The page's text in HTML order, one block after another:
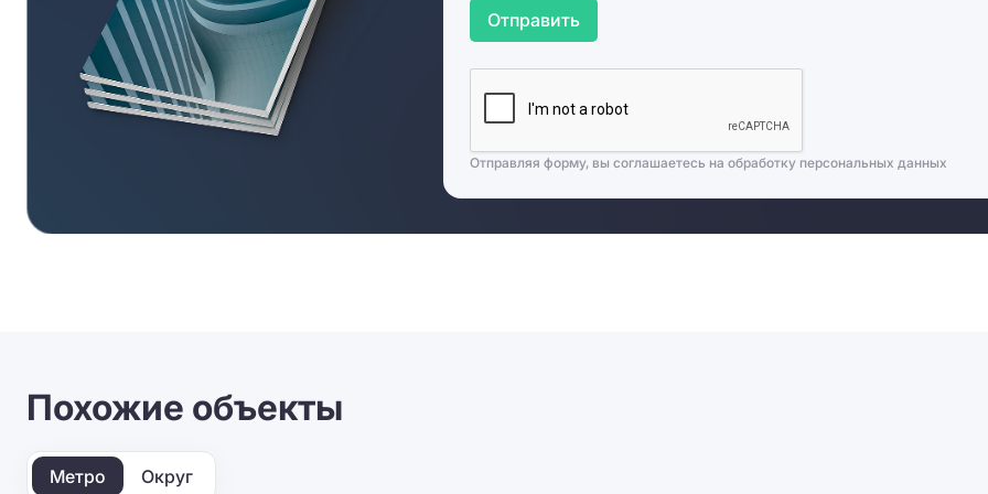
Отправить
Отправляя форму, вы соглашаетесь на обработку персональных данных
Похожие объекты
Метро Округ